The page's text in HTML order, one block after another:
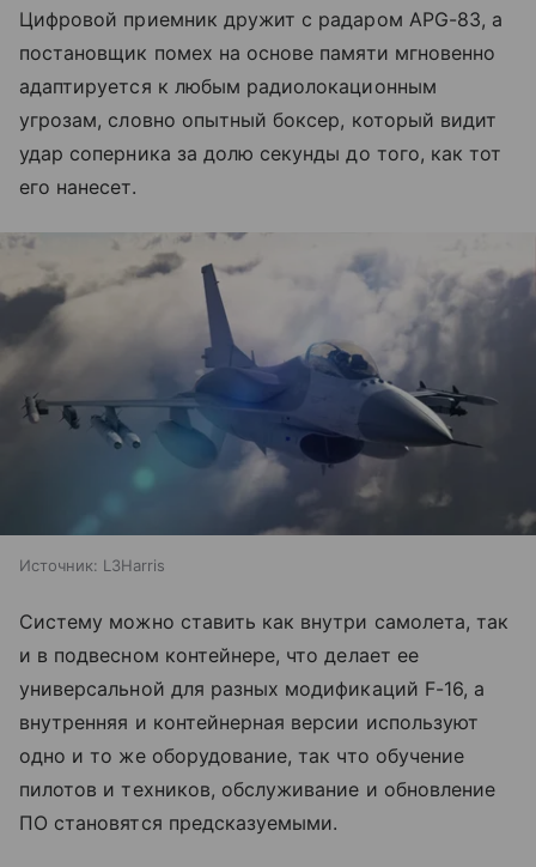
Цифровой приемник дружит с радаром APG-83, а
постановщик помех на основе памяти мгновенно
адаптируется к любым радиолокационным
угрозам, словно опытный боксер, который видит
удар соперника за долю секунды до того, как тот
его нанесет.
Источник: L3Harris
Систему можно ставить как внутри самолета, так
и в подвесном контейнере, что делает ее
универсальной для разных модификаций F-16, а
внутренняя и контейнерная версии используют
одно и то же оборудование, так что обучение
пилотов и техников, обслуживание и обновление
ПО становятся предсказуемыми.